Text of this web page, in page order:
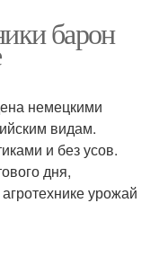
барон
немецкими
видам.
и без усов.
дня,
урожай